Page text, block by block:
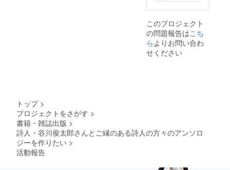
このプロジェクト
の問題報告はこち
ら よりお問い合わ
せください
トップ >
プロジェクトをさがす >
書籍・雑誌出版 >
詩人・谷川俊太郎さんとご縁のある詩人の方々のアンソロ
ジーを作りたい >
活動報告